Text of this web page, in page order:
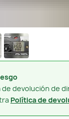
de devolución de
Política de